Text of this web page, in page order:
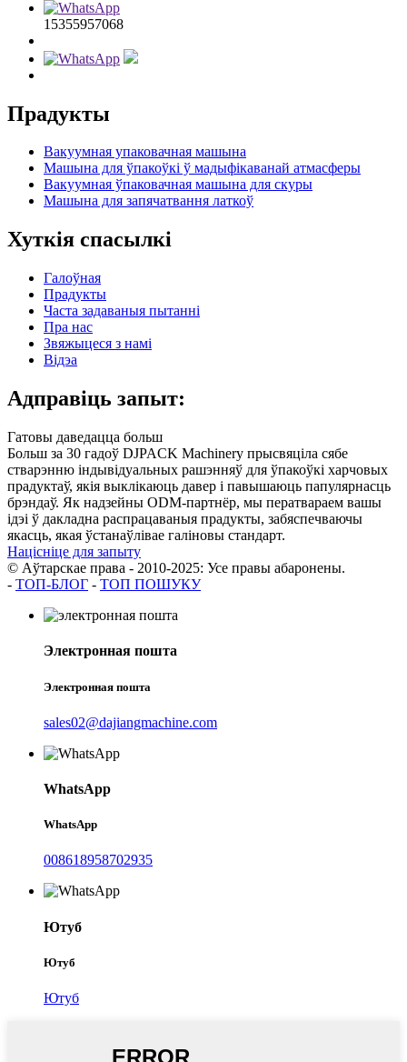
15355957068
Прадукты
Вакуумная упаковачная машына
Машына для ўпакоўкі ў мадыфікаванай атмасферы
Вакуумная ўпаковачная машына для скуры
Машына для запячатвання латкоў
Хуткія спасылкі
Галоўная
Прадукты
Часта задаваныя пытанні
Пра нас
Звяжыцеся з намі
Відэа
Адправіць запыт:
Гатовы даведацца больш
Больш за 30 гадоў DJPACK Machinery прысвяціла сябе
стварэнню індывідуальных рашэнняў для ўпакоўкі харчовых
прадуктаў, якія выклікаюць давер і павышаюць папулярнасць
брэндаў. Як надзейны ODM-партнёр, мы ператвараем вашы
ідэі ў дакладна распрацаваныя прадукты, забяспечваючы
якасць, якая ўстанаўлівае галіновы стандарт.
Націсніце для запыту
© Аўтарскае права - 2010-2025: Усе правы абаронены.
- ТОП-БЛОГ - ТОП ПОШУКУ
Электронная пошта
Электронная пошта
sales02@dajiangmachine.com
WhatsApp
WhatsApp
008618958702935
Ютуб
Ютуб
Ютуб